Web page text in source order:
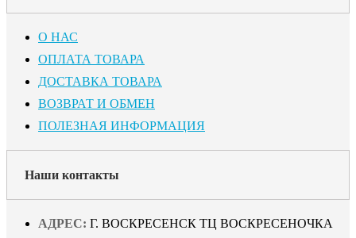
О НАС
ОПЛАТА ТОВАРА
ДОСТАВКА ТОВАРА
ВОЗВРАТ И ОБМЕН
ПОЛЕЗНАЯ ИНФОРМАЦИЯ
Наши контакты
АДРЕС: Г. ВОСКРЕСЕНСК ТЦ ВОСКРЕСЕНОЧКА